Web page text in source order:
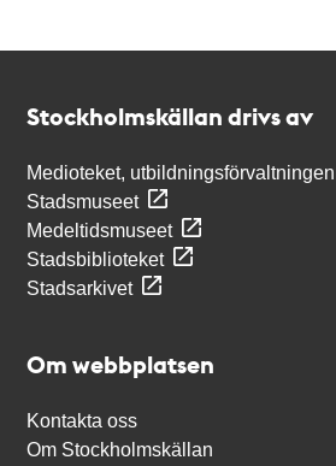
Stockholmskällan drivs av
Medioteket, utbildningsförvaltningen
Stadsmuseet
Medeltidsmuseet
Stadsbiblioteket
Stadsarkivet
Om webbplatsen
Kontakta oss
Om Stockholmskällan